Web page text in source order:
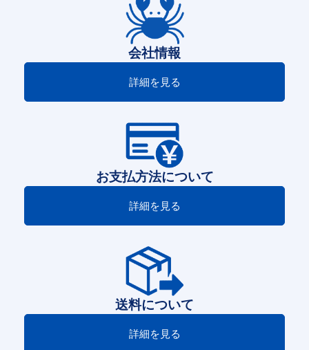
会社情報
詳細を見る
お支払方法について
詳細を見る
送料について
詳細を見る